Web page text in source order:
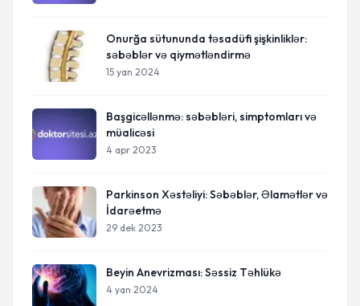
Onurğa sütununda təsadüfi şişkinliklər:
səbəblər və qiymətləndirmə
15 yan 2024
Başgicəllənmə: səbəbləri, simptomları və
müalicəsi
4 apr 2023
Parkinson Xəstəliyi: Səbəblər, Əlamətlər və
İdarəetmə
29 dek 2023
Beyin Anevrizması: Səssiz Təhlükə
4 yan 2024